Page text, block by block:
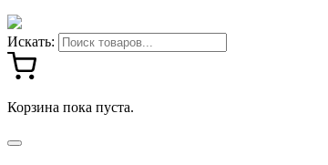
Искать:
Корзина пока пуста.